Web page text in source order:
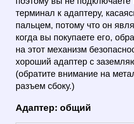
терминал к адаптеру,
пальцем, потому что он
когда вы покупаете его,
на этот механизм
хороший адаптер с
(обратите внимание на
разъем сбоку.)
Адаптер: общий